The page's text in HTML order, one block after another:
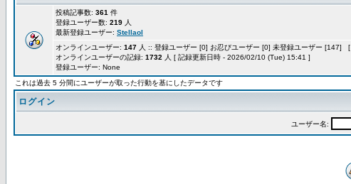
投稿記事数: 361 件
登録ユーザー数: 219 人
最新登録ユーザー: Stellaol
オンラインユーザー: 147 人 :: 登録ユーザー [0] お忍びユーザー [0] 未登録ユーザー [147] [
オンラインユーザーの記録: 1732 人 [ 記録更新日時 - 2026/02/10 (Tue) 15:41 ]
登録ユーザー: None
これは過去 5 分間にユーザーが取った行動を基にしたデータです
ログイン
ユーザー名: